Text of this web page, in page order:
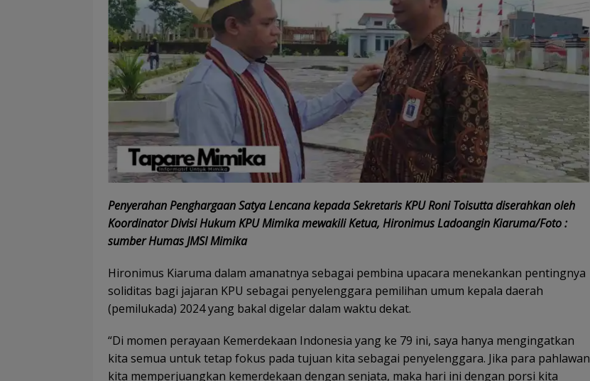
Penyerahan Penghargaan Satya Lencana kepada Sekretaris KPU Roni Toisutta diserahkan oleh
Koordinator Divisi Hukum KPU Mimika mewakili Ketua, Hironimus Ladoangin Kiaruma/Foto :
sumber Humas JMSI Mimika
Hironimus Kiaruma dalam amanatnya sebagai pembina upacara menekankan pentingnya
soliditas bagi jajaran KPU sebagai penyelenggara pemilihan umum kepala daerah
(pemilukada) 2024 yang bakal digelar dalam waktu dekat.
“Di momen perayaan Kemerdekaan Indonesia yang ke 79 ini, saya hanya mengingatkan
kita semua untuk tetap fokus pada tujuan kita sebagai penyelenggara. Jika para pahlawan
kita memperjuangkan kemerdekaan dengan senjata, maka hari ini dengan porsi kita